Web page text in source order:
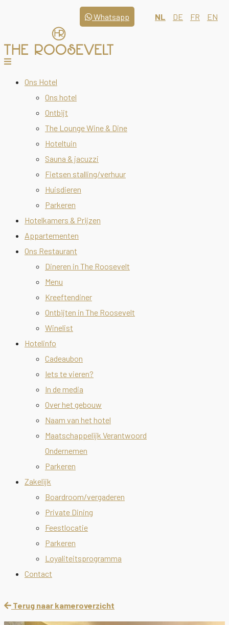
NL DE FR EN
Whatsapp
Ons Hotel
Ons hotel
Ontbijt
The Lounge Wine & Dine
Hoteltuin
Sauna & jacuzzi
Fietsen stalling/verhuur
Huisdieren
Parkeren
Hotelkamers & Prijzen
Appartementen
Ons Restaurant
Dineren in The Roosevelt
Menu
Kreeftendiner
Ontbijten in The Roosevelt
Winelist
Hotelinfo
Cadeaubon
Iets te vieren?
In de media
Over het gebouw
Naam van het hotel
Maatschappelijk Verantwoord
Ondernemen
Parkeren
Zakelijk
Boardroom/vergaderen
Private Dining
Feestlocatie
Parkeren
Loyaliteitsprogramma
Contact
Terug naar kameroverzicht